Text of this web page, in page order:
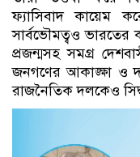
ফ্যাসিবাদ কায়েম
সার্বভৌমত্বও ভারতের
প্রজন্মসহ সমগ্র
জনগণের আকাঙ্ক্ষা ও
রাজনৈতিক দলকেও